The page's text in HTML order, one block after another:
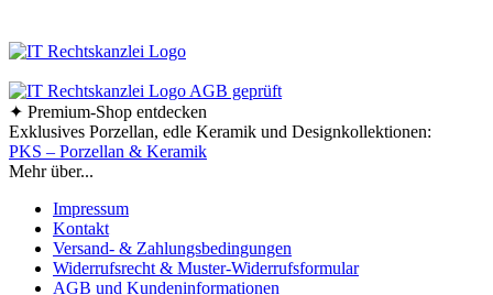
✦ Premium-Shop entdecken
Exklusives Porzellan, edle Keramik und Designkollektionen:
PKS – Porzellan & Keramik
Mehr über...
Impressum
Kontakt
Versand- & Zahlungsbedingungen
Widerrufsrecht & Muster-Widerrufsformular
AGB und Kundeninformationen